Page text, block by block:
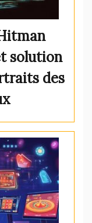
solution
des